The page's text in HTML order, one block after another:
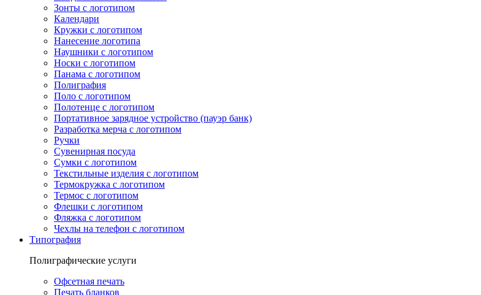
Зонты с логотипом
Календари
Кружки с логотипом
Нанесение логотипа
Наушники с логотипом
Носки с логотипом
Панама с логотипом
Полиграфия
Поло с логотипом
Полотенце с логотипом
Портативное зарядное устройство (пауэр банк)
Разработка мерча с логотипом
Ручки
Сувенирная посуда
Сумки с логотипом
Текстильные изделия с логотипом
Термокружка с логотипом
Термос с логотипом
Флешки с логотипом
Фляжка с логотипом
Чехлы на телефон с логотипом
Типография
Полиграфические услуги
Офсетная печать
Печать бланков